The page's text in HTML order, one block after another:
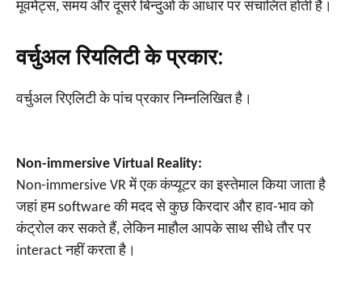
मूवमेंट्स, समय और दूसरे बिन्दुओ के आधार पर संचालित होती है।
वर्चुअल रियलिटी के प्रकार:
वर्चुअल रिएलिटी के पांच प्रकार निम्नलिखित है।
Non-immersive Virtual Reality:
Non-immersive VR में एक कंप्यूटर का इस्तेमाल किया जाता है
जहां हम software की मदद से कुछ किरदार और हाव-भाव को
कंट्रोल कर सकते हैं, लेकिन माहौल आपके साथ सीधे तौर पर
interact नहीं करता है।